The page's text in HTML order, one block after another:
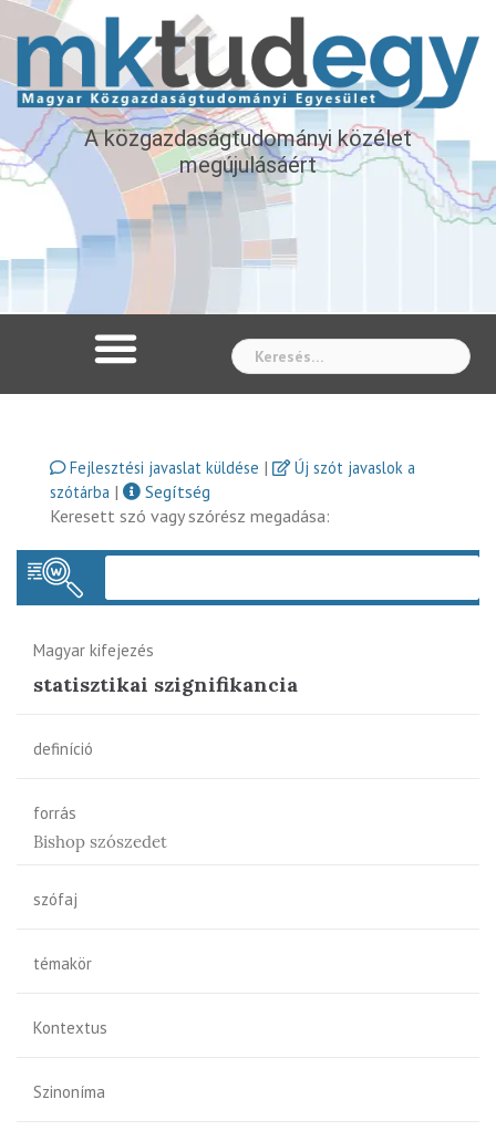
A közgazdaságtudományi közélet
megújulásáért
Fejlesztési javaslat küldése |
Új szót javaslok a
szótárba |
Segítség
Keresett szó vagy szórész megadása:
Magyar kifejezés
statisztikai szignifikancia
definíció
forrás
Bishop szószedet
szófaj
témakör
Kontextus
Szinoníma